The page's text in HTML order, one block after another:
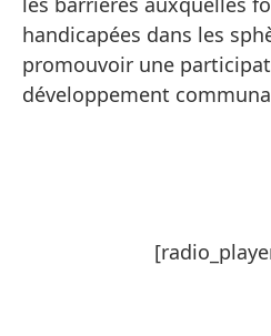
handicapées dans les
promouvoir une
développement